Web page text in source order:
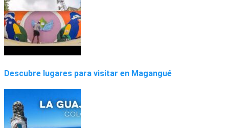
Descubre lugares para visitar en Magangué